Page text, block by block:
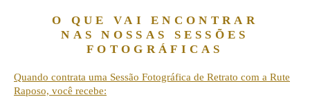
O QUE VAI ENCONTRAR
NAS NOSSAS SESSÕES
FOTOGRÁFICAS
Quando contrata uma Sessão Fotográfica de Retrato com a Rute
Raposo, você recebe: